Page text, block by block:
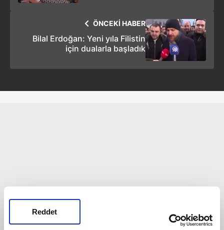
Reddet
ÖNCEKİ HABER
Bilal Erdoğan: Yeni yıla Filistin
için dualarla başladık